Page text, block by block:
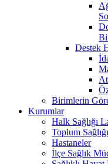
Destek
Birimlerin
Kurumlar
Halk Sağlığı
Toplum
Hastaneler
İlçe Sağlık